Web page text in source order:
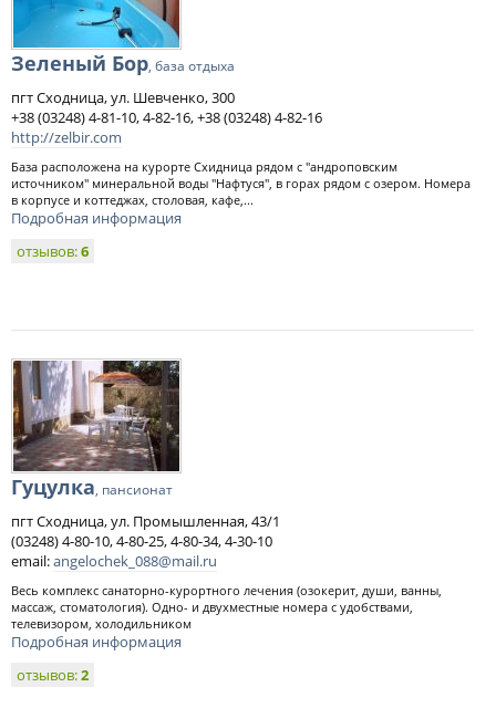
Зеленый Бор, база отдыха
пгт Сходница, ул. Шевченко, 300
+38 (03248) 4-81-10, 4-82-16, +38 (03248) 4-82-16
http://zelbir.com
База расположена на курорте Схидница рядом с "андроповским
источником" минеральной воды "Нафтуся", в горах рядом с озером. Номера
в корпусе и коттеджах, столовая, кафе,...
Подробная информация
отзывов:6
Гуцулка, пансионат
пгт Сходница, ул. Промышленная, 43/1
(03248) 4-80-10, 4-80-25, 4-80-34, 4-30-10
email:angelochek_088@mail.ru
Весь комплекс санаторно-курортного лечения (озокерит, души, ванны,
массаж, стоматология). Одно- и двухместные номера с удобствами,
телевизором, холодильником
Подробная информация
отзывов:2